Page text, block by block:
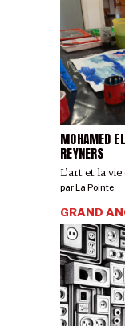
MOHAMED
REYNERS
L’art et la
parLa Pointe
GRAND